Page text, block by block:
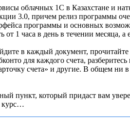
облачных 1С в Казахстане и
3.0, причем релиз программы
программы и основных
1 часа в день в течении месяца,
в каждый документ,
для каждого счета,
счета» и другие. В общем ни
пункт, который придаст вам
курс…